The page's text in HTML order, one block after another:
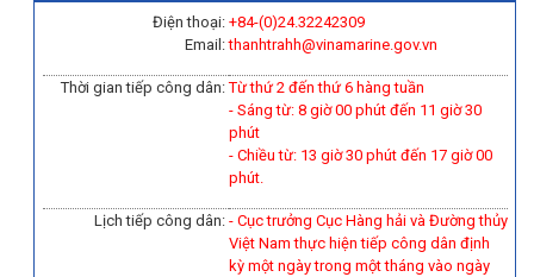
Điện thoại:
Email:
+84-(0)24.32242309
thanhtrahh@vinamarine.gov.vn
Thời gian tiếp công dân:Từ thứ 2 đến thứ 6 hàng tuần
- Sáng từ: 8 giờ 00 phút đến 11 giờ 30
phút
- Chiều từ: 13 giờ 30 phút đến 17 giờ 00
phút.
Lịch tiếp công dân: - Cục trưởng Cục Hàng hải và Đường thủy
Việt Nam thực hiện tiếp công dân định
kỳ một ngày trong một tháng vào ngày